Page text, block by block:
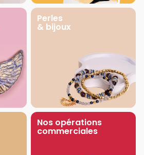
Perles
& bijoux
Nos opérations
commerciales